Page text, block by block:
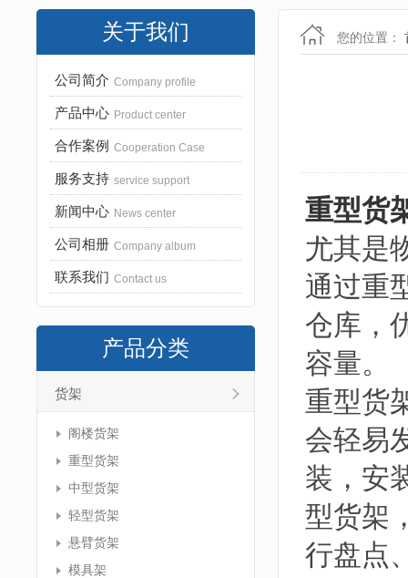
关于我们
公司简介 Company profile
产品中心 Product center
合作案例 Cooperation Case
服务支持 service support
新闻中心 News center
公司相册 Company album
联系我们 Contact us
产品分类
货架
阁楼货架
重型货架
中型货架
轻型货架
悬臂货架
模具架
您的位置：
重型货
尤其是
通过重
仓库，
容量。
重型货
会轻易
装，安
型货架
行盘点